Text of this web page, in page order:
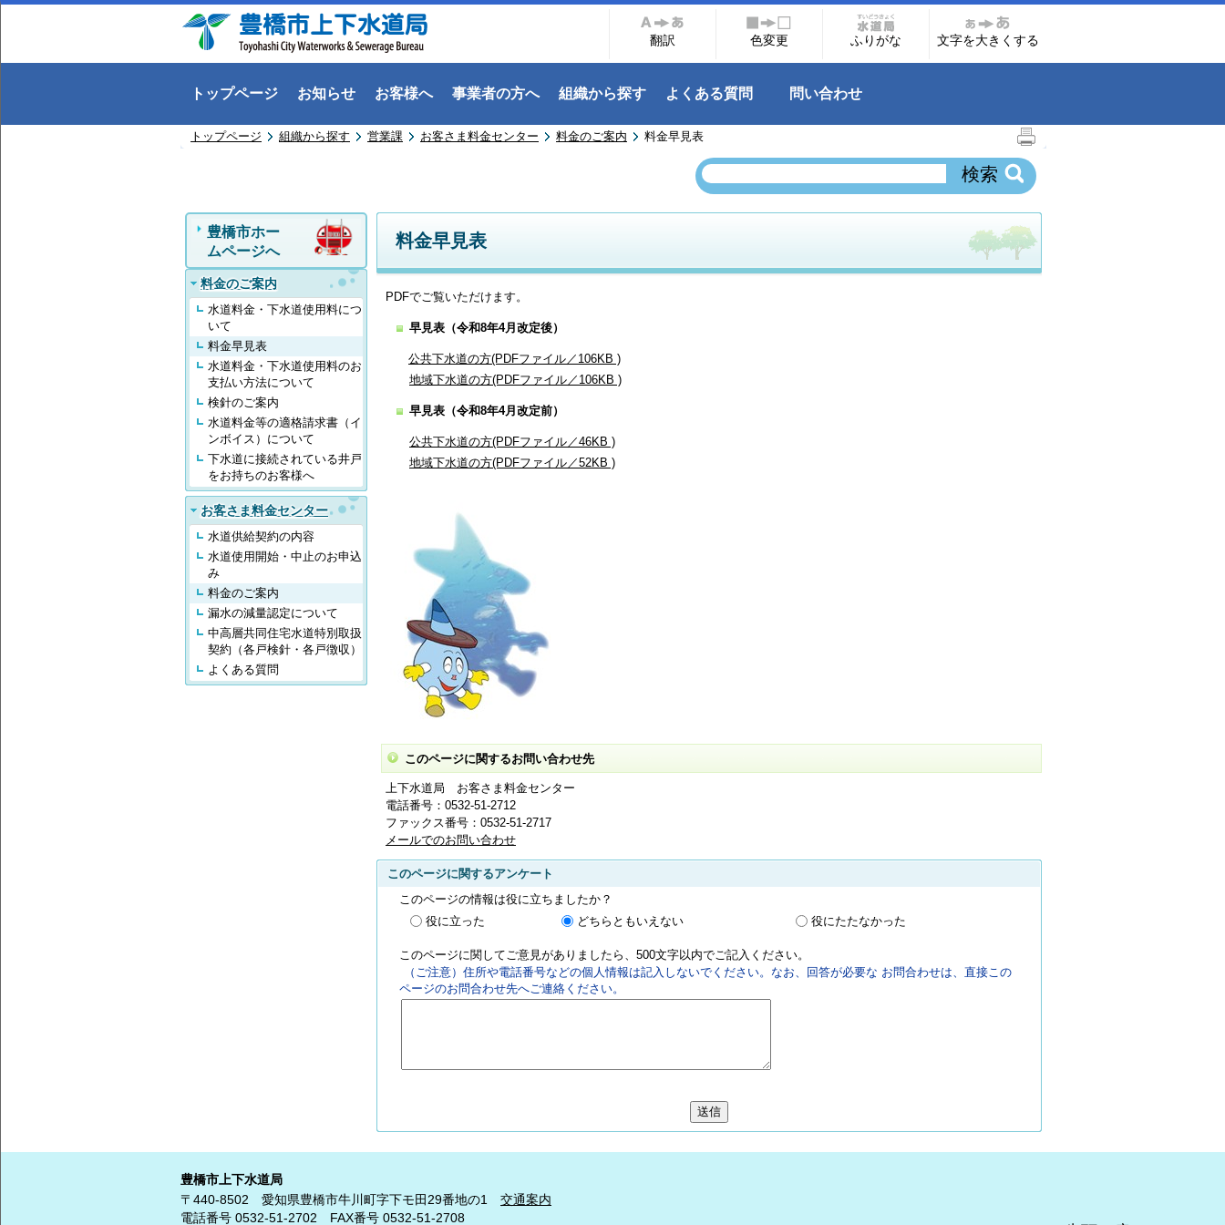
翻訳 色変更 ふりがな 文字を大きくする
トップページ お知らせ お客様へ 事業者の方へ 組織から探す よくある質問 問い合わせ
トップページ 組織から探す 営業課 お客さま料金センター 料金のご案内 料金早見表
豊橋市ホー
ムページへ
料金のご案内
水道料金・下水道使用料につ
いて
料金早見表
水道料金・下水道使用料のお
支払い方法について
検針のご案内
水道料金等の適格請求書（イ
ンボイス）について
下水道に接続されている井戸
をお持ちのお客様へ
お客さま料金センター
水道供給契約の内容
水道使用開始・中止のお申込
み
料金のご案内
漏水の減量認定について
中高層共同住宅水道特別取扱
契約（各戸検針・各戸徴収）
よくある質問
料金早見表
PDFでご覧いただけます。
早見表（令和8年4月改定後）
公共下水道の方(PDFファイル／106KB )
地域下水道の方(PDFファイル／106KB )
早見表（令和8年4月改定前）
公共下水道の方(PDFファイル／46KB )
地域下水道の方(PDFファイル／52KB )
このページに関するお問い合わせ先
上下水道局 お客さま料金センター
電話番号：0532-51-2712
ファックス番号：0532-51-2717
メールでのお問い合わせ
このページに関するアンケート
このページの情報は役に立ちましたか？
役に立った
どちらともいえない 役にたたなかった
このページに関してご意見がありましたら、500文字以内でご記入ください。
（ご注意）住所や電話番号などの個人情報は記入しないでください。なお、回答が必要な お問合わせは、直接この
ページのお問合わせ先へご連絡ください。
豊橋市上下水道局
〒440-8502 愛知県豊橋市牛川町字下モ田29番地の1 交通案内
電話番号 0532-51-2702 FAX番号 0532-51-2708